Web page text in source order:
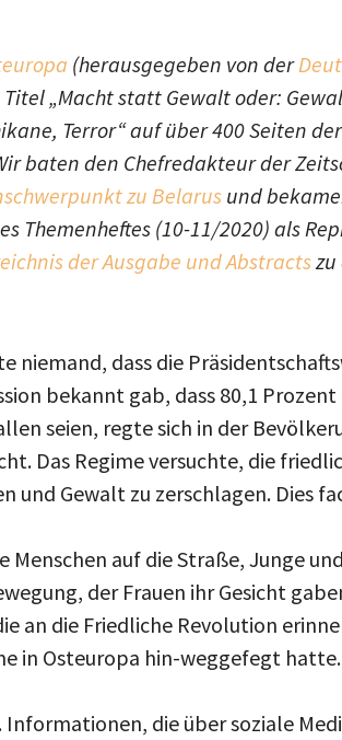
(herausgegeben von der
„Macht statt Gewalt oder:
Terror“ auf über 400 Seiten
baten den Chefredakteur der
zu Belarus und
Themenheftes (10-11/2020) als
der Ausgabe und Abstracts
niemand, dass die
bekannt gab, dass 80,1
seien, regte sich in der
Das Regime versuchte, die
und Gewalt zu zerschlagen. Dies
auf die Straße, Junge
der Frauen ihr Gesicht
an die Friedliche Revolution
in Osteuropa hin-weggefegt
die über soziale